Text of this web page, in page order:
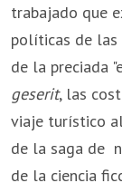
trabajado que
políticas de las
de la preciada
geserit, las
viaje turístico
de la saga de
de la ciencia